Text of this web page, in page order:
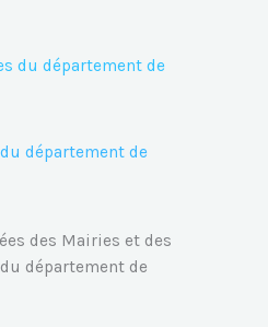
département de
des Mairies et des
département de